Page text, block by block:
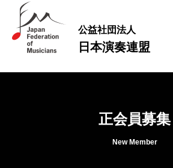
公益社団法人
日本演奏連盟
正会員募集
New Member